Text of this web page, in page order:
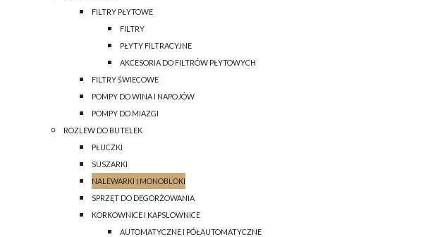
FILTRY PŁYTOWE
FILTRY
PŁYTY FILTRACYJNE
AKCESORIA DO FILTRÓW PŁYTOWYCH
FILTRY ŚWIECOWE
POMPY DO WINA I NAPOJÓW
POMPY DO MIAZGI
ROZLEW DO BUTELEK
PŁUCZKI
SUSZARKI
NALEWARKI I MONOBLOKI
SPRZĘT DO DEGORŻOWANIA
KORKOWNICE I KAPSLOWNICE
AUTOMATYCZNE I PÓŁAUTOMATYCZNE